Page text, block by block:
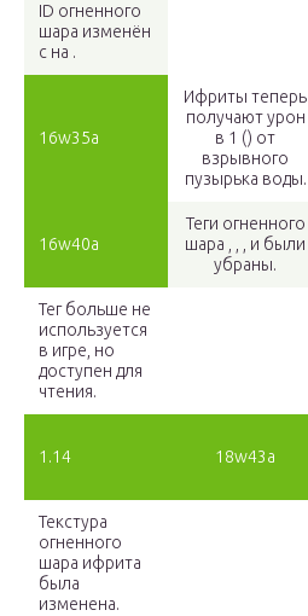
ID огненного
шара изменён
с на .
16w35a
Ифриты теперь
получают урон
в 1 () от
взрывного
пузырька воды.
16w40a
Теги огненного
шара , , , и были
убраны.
Тег больше не
используется
в игре, но
доступен для
чтения.
1.14 18w43a
Текстура
огненного
шара ифрита
была
изменена.